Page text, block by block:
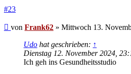
#23
Beitrag
von Frank62 » Mittwoch 13.
Udo hat geschrieben: ↑
Dienstag 12. November 2024,
Ich geh ins Gesundheitsstudio